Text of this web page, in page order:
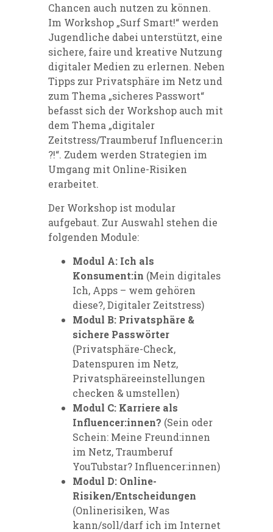
Chancen auch nutzen zu können.
Im Workshop „Surf Smart!“ werden
Jugendliche dabei unterstützt, eine
sichere, faire und kreative Nutzung
digitaler Medien zu erlernen. Neben
Tipps zur Privatsphäre im Netz und
zum Thema „sicheres Passwort“
befasst sich der Workshop auch mit
dem Thema „digitaler
Zeitstress/Traumberuf Influencer:in
?!“. Zudem werden Strategien im
Umgang mit Online-Risiken
erarbeitet.
Der Workshop ist modular
aufgebaut. Zur Auswahl stehen die
folgenden Module:
Modul A: Ich als
Konsument:in (Mein digitales
Ich, Apps – wem gehören
diese?, Digitaler Zeitstress)
Modul B: Privatsphäre &
sichere Passwörter
(Privatsphäre-Check,
Datenspuren im Netz,
Privatsphäreeinstellungen
checken & umstellen)
Modul C: Karriere als
Influencer:innen? (Sein oder
Schein: Meine Freund:innen
im Netz, Traumberuf
YouTubstar? Influencer:innen)
Modul D: Online-
Risiken/Entscheidungen
(Onlinerisiken, Was
kann/soll/darf ich im Internet